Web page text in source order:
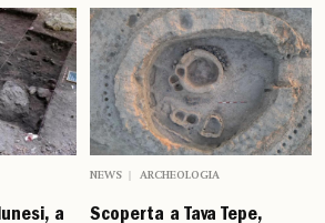
a
NEWS ARCHEOLOGIA
Scoperta a Tava Tepe,